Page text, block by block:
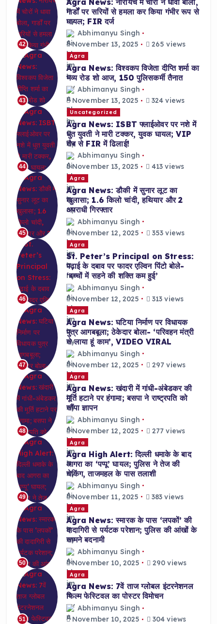
42
गार्डों पर सरियों से हमला कर किया गंभीर रूप से
घायल; FIR दर्ज
Abhimanyu Singh
November 13, 2025
265 views
43
Agra
Agra News: विश्वकप विजेता दीप्ति शर्मा का
भव्य रोड शो आज, 150 पुलिसकर्मी तैनात
Abhimanyu Singh
November 13, 2025
324 views
44
Uncategorized
Agra News: ISBT फ्लाईओवर पर नशे में
धुत युवती ने मारी टक्कर, युवक घायल; VIP
रौब से FIR में ढिलाई!
Abhimanyu Singh
November 13, 2025
413 views
45
Agra
Agra News: डौकी में सुनार लूट का
खुलासा; 1.6 किलो चांदी, हथियार और 2
अपराधी गिरफ्तार
Abhimanyu Singh
November 12, 2025
353 views
46
Agra
St. Peter’s Principal on Stress:
पढ़ाई के दबाव पर फादर एल्विन पिंटो बोले-
‘बच्चों में सहने की शक्ति कम हुई’
Abhimanyu Singh
November 12, 2025
313 views
47
Agra
Agra News: घटिया निर्माण पर विधायक
पुत्र आगबबूला; ठेकेदार बोला- ‘परिवहन मंत्री
से लाया हूं काम’, VIDEO VIRAL
Abhimanyu Singh
November 12, 2025
297 views
48
Agra
Agra News: खंदारी में गांधी-अंबेडकर की
मूर्ति हटाने पर हंगामा; बसपा ने राष्ट्रपति को
सौंपा ज्ञापन
Abhimanyu Singh
November 12, 2025
277 views
49
Agra
Agra High Alert: दिल्ली धमाके के बाद
आगरा का ‘पप्पू’ घायल; पुलिस ने तेज की
चेकिंग, ताजमहल के पास तलाशी
Abhimanyu Singh
November 11, 2025
383 views
50
Agra
Agra News: स्मारक के पास ‘लपकों’ की
दादागिरी से पर्यटक परेशान; पुलिस की आंखों के
सामने बदनामी
Abhimanyu Singh
November 10, 2025
290 views
51
Agra
Agra News: 7वें ताज ग्लोबल इंटरनेशनल
फिल्म फेस्टिवल का पोस्टर विमोचन
Abhimanyu Singh
November 10, 2025
304 views